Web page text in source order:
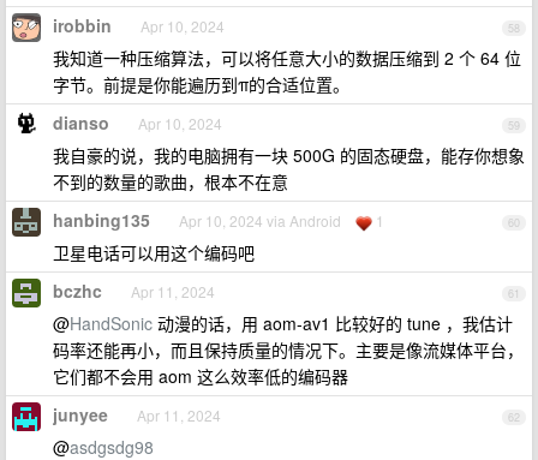
58
irobbin Apr 10, 2024
我知道一种压缩算法，可以将任意大小的数据压缩到 2 个 64 位
字节。前提是你能遍历到π的合适位置。
59
dianso Apr 10, 2024
我自豪的说，我的电脑拥有一块 500G 的固态硬盘，能存你想象
不到的数量的歌曲，根本不在意
60
hanbing135 Apr 10, 2024 via Android 1
卫星电话可以用这个编码吧
61
bczhc Apr 11, 2024
@HandSonic 动漫的话，用 aom-av1 比较好的 tune ，我估计
码率还能再小，而且保持质量的情况下。主要是像流媒体平台，
它们都不会用 aom 这么效率低的编码器
62
junyee Apr 11, 2024
@asdgsdg98